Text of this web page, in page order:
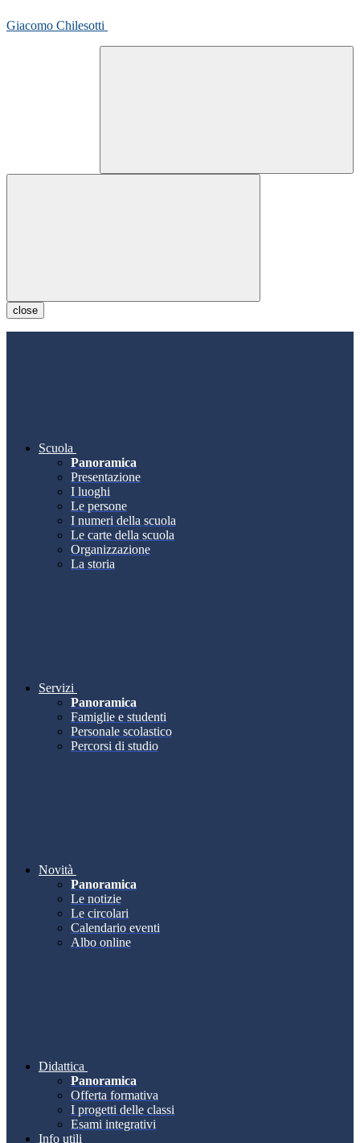
Giacomo Chilesotti
close
Scuola
Panoramica
Presentazione
I luoghi
Le persone
I numeri della scuola
Le carte della scuola
Organizzazione
La storia
Servizi
Panoramica
Famiglie e studenti
Personale scolastico
Percorsi di studio
Novità
Panoramica
Le notizie
Le circolari
Calendario eventi
Albo online
Didattica
Panoramica
Offerta formativa
I progetti delle classi
Esami integrativi
Info utili